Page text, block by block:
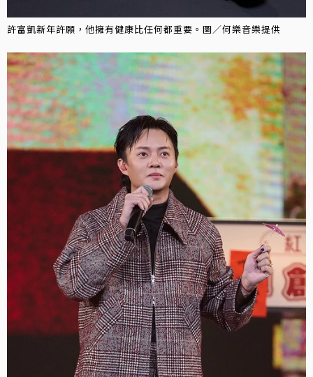
許富凱新年許願，他擁有健康比任何都重要。圖／何樂音樂提供